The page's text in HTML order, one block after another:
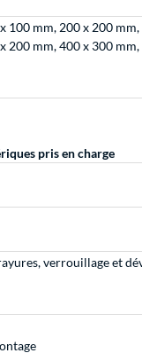
100 mm, 200 x 200
200 mm, 400 x 300
pris en charge
verrouillage et